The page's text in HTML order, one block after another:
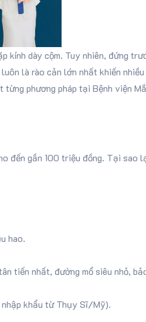
kính dày cộm. Tuy nhiên, đứng
luôn là rào cản lớn nhất khiến
phương pháp tại Bệnh viện
đến gần 100 triệu đồng. Tại sao
hao.
tiến nhất, đường mổ siêu nhỏ,
nhập khẩu từ Thụy Sĩ/Mỹ).